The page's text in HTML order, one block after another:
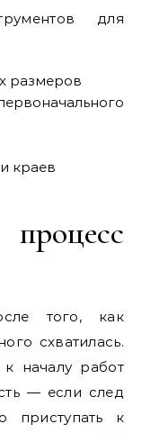
для
размеров
краев
того, как
схватилась.
к началу работ
— если след
приступать к